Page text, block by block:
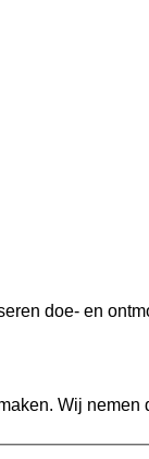
doe- en
Wij